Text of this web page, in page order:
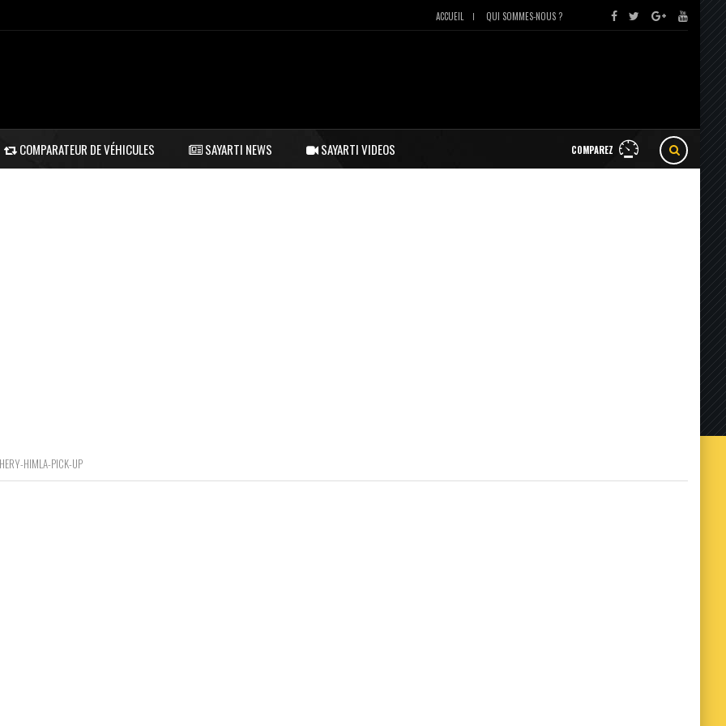
ACCUEIL QUI SOMMES-NOUS ?
COMPAREZ
COMPARATEUR DE VÉHICULES SAYARTI NEWS SAYARTI VIDEOS
HIMLA-PICK-UP